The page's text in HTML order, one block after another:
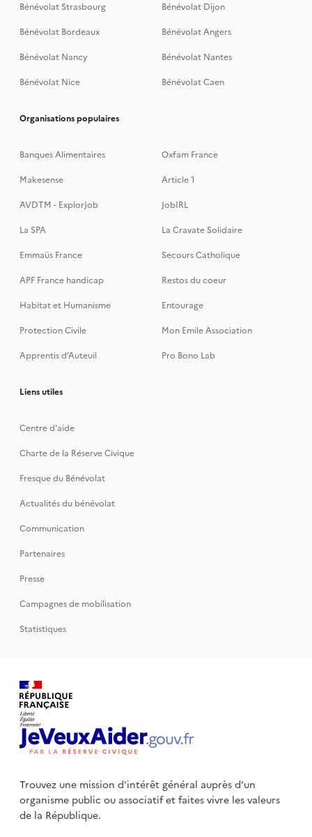
Bénévolat Strasbourg
Bénévolat Dijon
Bénévolat Bordeaux
Bénévolat Angers
Bénévolat Nancy
Bénévolat Nantes
Bénévolat Nice
Bénévolat Caen
Organisations populaires
Banques Alimentaires
Oxfam France
Makesense
Article 1
AVDTM - ExplorJob
JobIRL
La SPA
La Cravate Solidaire
Emmaüs France
Secours Catholique
APF France handicap
Restos du coeur
Habitat et Humanisme
Entourage
Protection Civile
Mon Emile Association
Apprentis d’Auteuil
Pro Bono Lab
Liens utiles
Centre d'aide
Charte de la Réserve Civique
Fresque du Bénévolat
Actualités du bénévolat
Communication
Partenaires
Presse
Campagnes de mobilisation
Statistiques
Trouvez une mission d'intérêt général auprès d’un
organisme publicou associatif et faites vivre les valeurs
de la République.